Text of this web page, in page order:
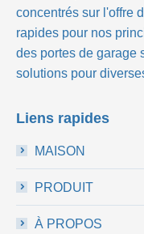
concentrés sur l'offre
rapides pour nos
des portes de garage
solutions pour
Liens rapides
MAISON
PRODUIT
À PROPOS